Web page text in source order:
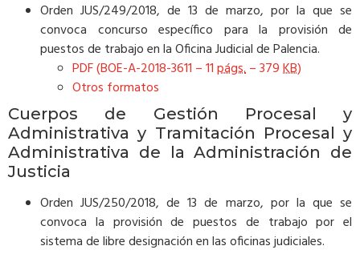
Orden JUS/249/2018, de 13 de marzo, por la que se
convoca concurso específico para la provisión de
puestos de trabajo en la Oficina Judicial de Palencia.
PDF (BOE-A-2018-3611 – 11págs.– 379KB)
Otros formatos
Cuerpos de Gestión Procesal y
Administrativa y Tramitación Procesal y
Administrativa de la Administración de
Justicia
Orden JUS/250/2018, de 13 de marzo, por la que se
convoca la provisión de puestos de trabajo por el
sistema de libre designación en las oficinas judiciales.